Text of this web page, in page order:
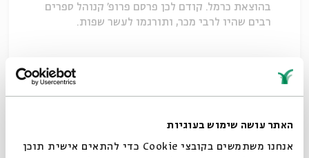
האתר עושה שימוש בעוגיות
אנחנו משתמשים בקובצי Cookie כדי להתאים אישית תוכן
בהוצאת כרמל. קודם לכן פרסם פרופ' קנוהל ספרים
רבים שהיו לרבי מכר, ותורגמו לעשר שפות.
לסדרות נוספות בנושא מקרא וספרות בית שני
שיתוף